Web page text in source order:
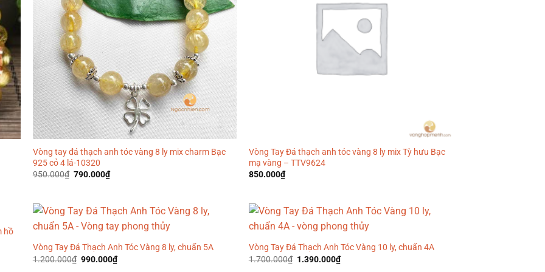
Vòng tay đá thạch anh tóc vàng 8 ly mix charm Bạc
925 cỏ 4 lá-10320
950.000₫ Giá
790.000₫Giá
hiện
790.000₫.
Vòng Tay Đá thạch anh tóc vàng 8 ly mix Tỳ hưu Bạc
mạ vàng – TTV9624
850.000₫
hồ
Vòng Tay Đá Thạch Anh Tóc Vàng 8 ly, chuẩn 5A
1.200.000₫ Giá
990.000₫Giá
hiện
Vòng Tay Đá Thạch Anh Tóc Vàng 10 ly, chuẩn 4A
1.700.000₫ Giá
1.390.000₫Giá
hiện